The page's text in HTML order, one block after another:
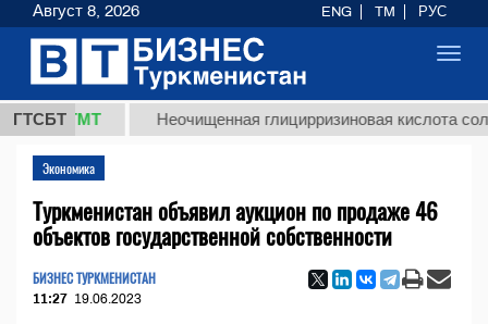
ГТСБТ
ТМТ Неочищенная глицирризиновая кислота
Экономика
Туркменистан объявил аукцион по продаже 46
объектов государственной собственности
БИЗНЕС ТУРКМЕНИСТАН
11:27 19.06.2023
Август 8, 2026 ENG TM РУС